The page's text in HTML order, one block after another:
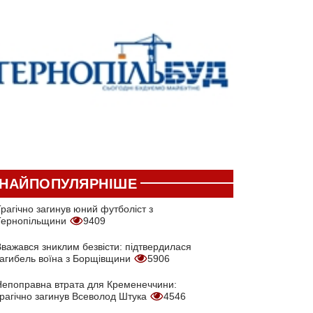
загинув юний футболіст з
9409
зниклим безвісти: підтвердилася
воїна з Борщівщини
5906
втрата для Кременеччини:
загинув Всеволод Штука
4546